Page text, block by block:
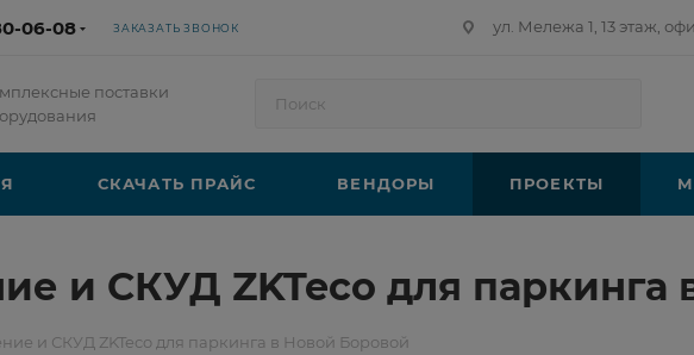
06-08 ЗАКАЗАТЬ ЗВОНОК ул. Мележа 1, 13 этаж,
поставки
СКАЧАТЬ ПРАЙС ВЕНДОРЫ ПРОЕКТЫ
и СКУД ZKTeco для паркинга
и СКУД ZKTeco для паркинга в Новой Боровой